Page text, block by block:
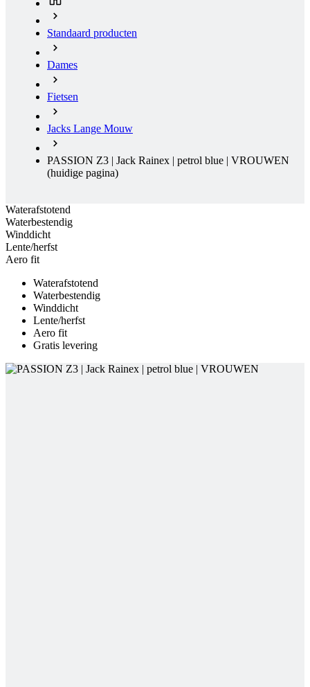
Dames
Fietsen
Jacks Lange Mouw
PASSION Z3 | Jack Rainex | petrol blue | VROUWEN
(huidige pagina)
Waterafstotend
Waterbestendig
Winddicht
Waterafstotend
Waterbestendig
Winddicht
Lente/herfst
Gratis levering